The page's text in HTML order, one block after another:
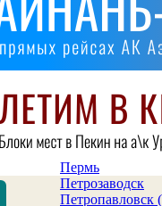
Пермь
Петрозаводск
Петропавловск